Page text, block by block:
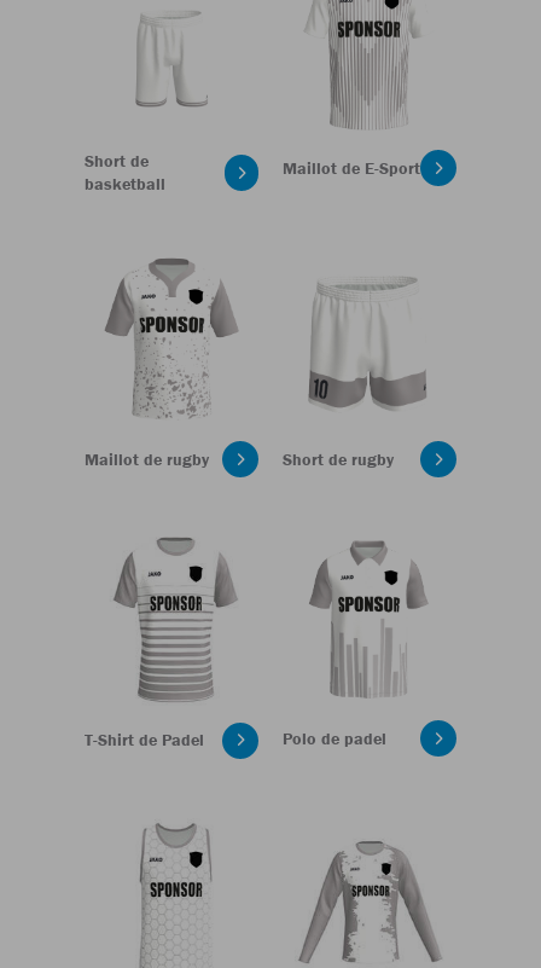
Short de
basketball
Maillot de E-Sport
Maillot de rugby Short de rugby
T-Shirt de Padel Polo de padel